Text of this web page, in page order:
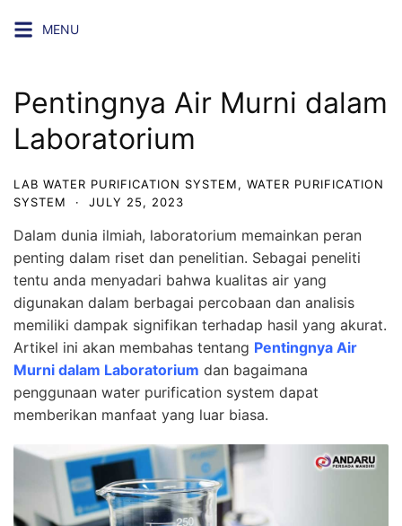
MENU
Pentingnya Air Murni dalam
Laboratorium
LAB WATER PURIFICATION SYSTEM, WATER PURIFICATION
SYSTEM
· JULY 25, 2023
Dalam dunia ilmiah, laboratorium memainkan peran
penting dalam riset dan penelitian. Sebagai peneliti
tentu anda menyadari bahwa kualitas air yang
digunakan dalam berbagai percobaan dan analisis
memiliki dampak signifikan terhadap hasil yang akurat.
Artikel ini akan membahas tentang Pentingnya Air
Murni dalam Laboratorium dan bagaimana
penggunaan water purification system dapat
memberikan manfaat yang luar biasa.